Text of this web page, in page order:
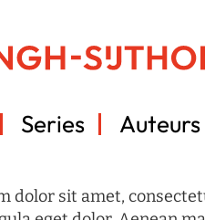
Series
dolor sit amet,